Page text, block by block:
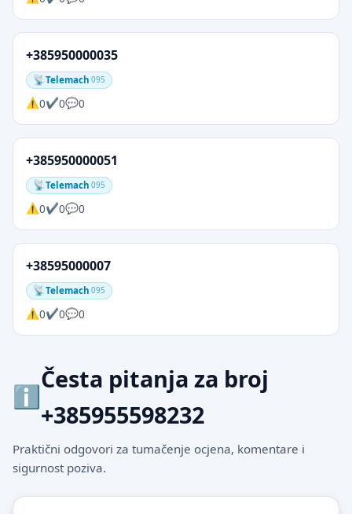
+385950000035
Telemach 095
0 0 0
+385950000051
Telemach 095
0 0 0
+38595000007
Telemach 095
0 0 0
Česta pitanja za broj
+385955598232
Praktični odgovori za tumačenje ocjena, komentare i
sigurnost poziva.